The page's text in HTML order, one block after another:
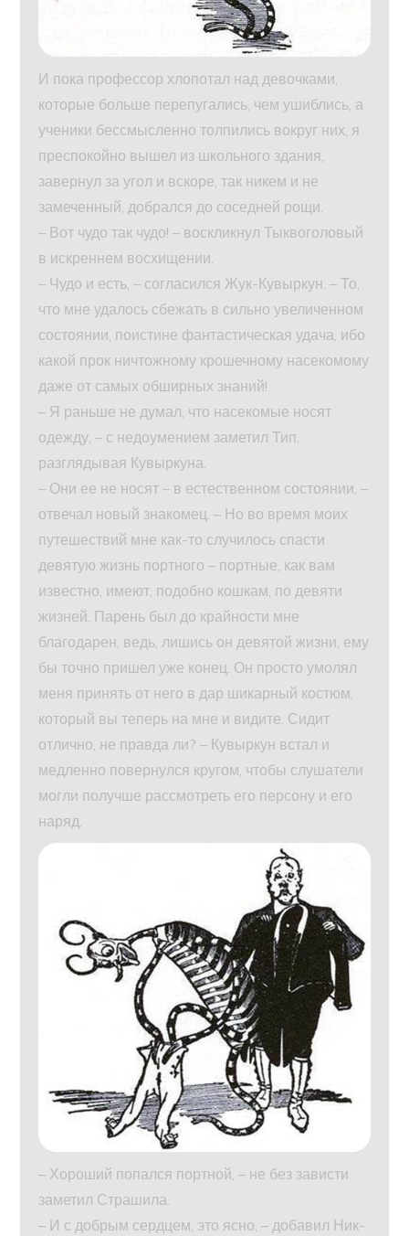
И пока профессор хлопотал над девочками,
которые больше перепугались, чем ушиблись, а
ученики бессмысленно толпились вокруг них, я
преспокойно вышел из школьного здания,
завернул за угол и вскоре, так никем и не
замеченный, добрался до соседней рощи.
– Вот чудо так чудо! – воскликнул Тыквоголовый
в искреннем восхищении.
– Чудо и есть, – согласился Жук-Кувыркун. – То,
что мне удалось сбежать в сильно увеличенном
состоянии, поистине фантастическая удача, ибо
какой прок ничтожному крошечному насекомому
даже от самых обширных знаний!
– Я раньше не думал, что насекомые носят
одежду, – с недоумением заметил Тип,
разглядывая Кувыркуна.
– Они ее не носят – в естественном состоянии, –
отвечал новый знакомец. – Но во время моих
путешествий мне как-то случилось спасти
девятую жизнь портного – портные, как вам
известно, имеют, подобно кошкам, по девяти
жизней. Парень был до крайности мне
благодарен, ведь, лишись он девятой жизни, ему
бы точно пришел уже конец. Он просто умолял
меня принять от него в дар шикарный костюм,
который вы теперь на мне и видите. Сидит
отлично, не правда ли? – Кувыркун встал и
медленно повернулся кругом, чтобы слушатели
могли получше рассмотреть его персону и его
наряд.
– Хороший попался портной, – не без зависти
заметил Страшила.
– И с добрым сердцем, это ясно, – добавил Ник-